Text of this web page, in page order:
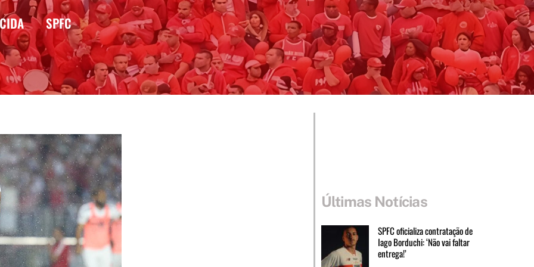
SPFC
Últimas Notícias
SPFC oficializa contratação de
Iago Borduchi: ‘Não vai faltar
entrega!’